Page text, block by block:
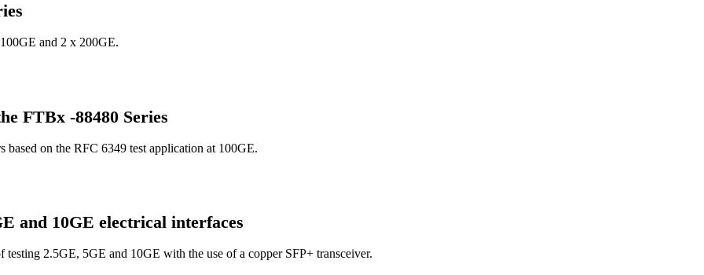
and 2 x 200GE.
FTBx -88480 Series
based on the RFC 6349 test application at 100GE.
and 10GE electrical interfaces
2.5GE, 5GE and 10GE with the use of a copper SFP+ transceiver.